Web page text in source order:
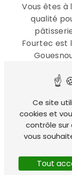
Vous êtes à
qualité
Fourtec est
fours à
Des
Les
activités
Chez
Ce site
cookies et
contrôle sur
vous
Tout